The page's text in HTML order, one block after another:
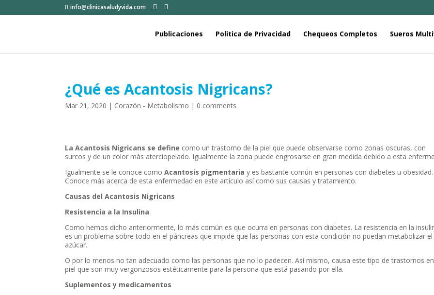
info@clinicasaludyvida.com
Publicaciones Politica de Privacidad Chequeos Completos Sueros
¿Qué es Acantosis Nigricans?
Mar 21, 2020 | Corazón - Metabolismo | 0 comments
La Acantosis Nigricans se define como un trastorno de la piel que puede observarse como zonas oscuras, con
surcos y de un color más aterciopelado. Igualmente la zona puede engrosarse en gran medida debido a esta
Igualmente se le conoce comoAcantosis pigmentaria y es bastante común en personas con diabetes u obesidad.
Conoce más acerca de esta enfermedad en este artículo así como sus causas y tratamiento.
Causas del Acantosis Nigricans
Resistencia a la Insulina
Como hemos dicho anteriormente, lo más común es que ocurra en personas con diabetes. La resistencia en la
es un problema sobre todo en el páncreas que impide que las personas con esta condición no puedan metabolizar el
azúcar.
O por lo menos no tan adecuado como las personas que no lo padecen. Así mismo, causa este tipo de trastornos
piel que son muy vergonzosos estéticamente para la persona que está pasando por ella.
Suplementos y medicamentos